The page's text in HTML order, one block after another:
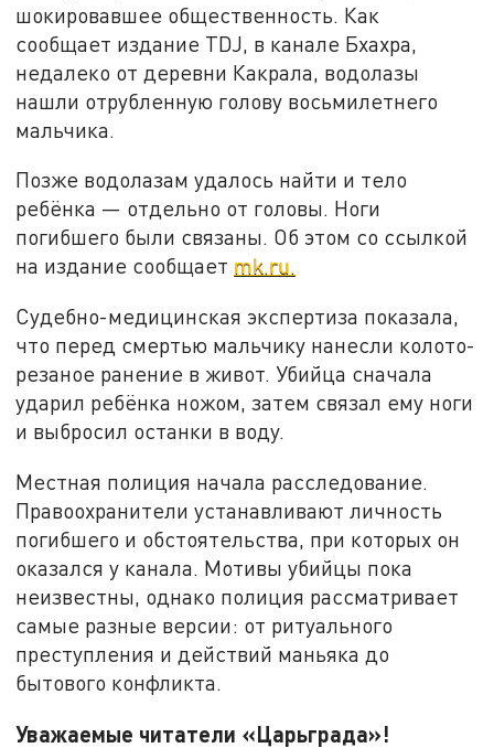
шокировавшее общественность. Как
сообщает издание TDJ, в канале Бхахра,
недалеко от деревни Какрала, водолазы
нашли отрубленную голову восьмилетнего
мальчика.
Позже водолазам удалось найти и тело
ребёнка — отдельно от головы. Ноги
погибшего были связаны. Об этом со ссылкой
на издание сообщает mk.ru.
Судебно-медицинская экспертиза показала,
что перед смертью мальчику нанесли колото-
резаное ранение в живот. Убийца сначала
ударил ребёнка ножом, затем связал ему ноги
и выбросил останки в воду.
Местная полиция начала расследование.
Правоохранители устанавливают личность
погибшего и обстоятельства, при которых он
оказался у канала. Мотивы убийцы пока
неизвестны, однако полиция рассматривает
самые разные версии: от ритуального
преступления и действий маньяка до
бытового конфликта.
Уважаемые читатели «Царьграда»!